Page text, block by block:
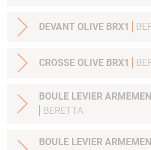
DEVANT OLIVE BRX1
CROSSE OLIVE BRX1
BOULE LEVIER
BERETTA
BOULE LEVIER